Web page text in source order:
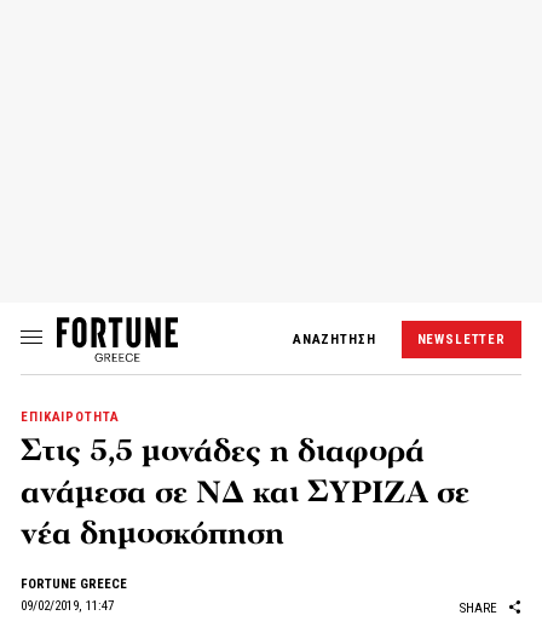
ΑΝΑΖΗΤΗΣΗ NEWSLETTER
ΕΠΙΚΑΙΡΟΤΗΤΑ
Στις 5,5 μονάδες η διαφορά
ανάμεσα σε ΝΔ και ΣΥΡΙΖΑ σε
νέα δημοσκόπηση
FORTUNE GREECE
09/02/2019, 11:47
SHARE